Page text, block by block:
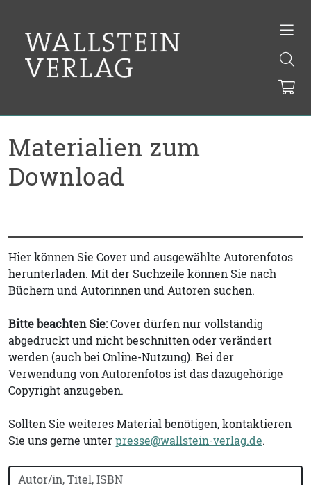
Materialien zum
Download
Hier können Sie Cover und ausgewählte Autorenfotos
herunterladen. Mit der Suchzeile können Sie nach
Büchern und Autorinnen und Autoren suchen.
Bitte beachten Sie:Cover dürfen nur vollständig
abgedruckt und nicht beschnitten oder verändert
werden (auch bei Online-Nutzung). Bei der
Verwendung von Autorenfotos ist das dazugehörige
Copyright anzugeben.
Sollten Sie weiteres Material benötigen, kontaktieren
Sie uns gerne unterpresse@wallstein-verlag.de.
Bücher nach Buchtitel, Autorennamen oder ISBN